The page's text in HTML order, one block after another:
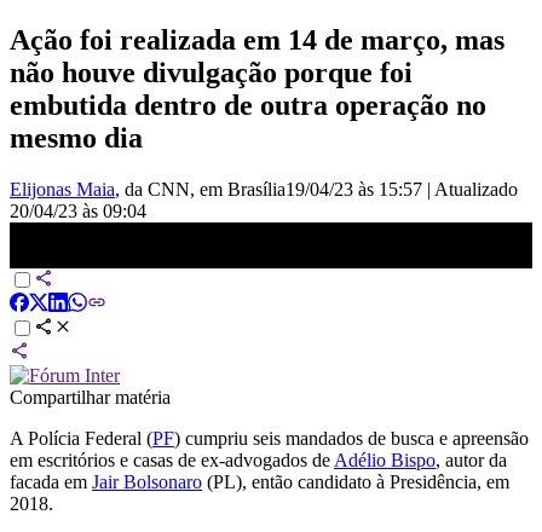
Ação foi realizada em 14 de março, mas
não houve divulgação porque foi
embutida dentro de outra operação no
mesmo dia
Elijonas Maia, da CNN, em Brasília19/04/23 às 15:57 | Atualizado
20/04/23 às 09:04
Compartilhar matéria
A Polícia Federal (PF) cumpriu seis mandados de busca e apreensão
em escritórios e casas de ex-advogados de Adélio Bispo, autor da
facada em Jair Bolsonaro (PL), então candidato à Presidência, em
2018.